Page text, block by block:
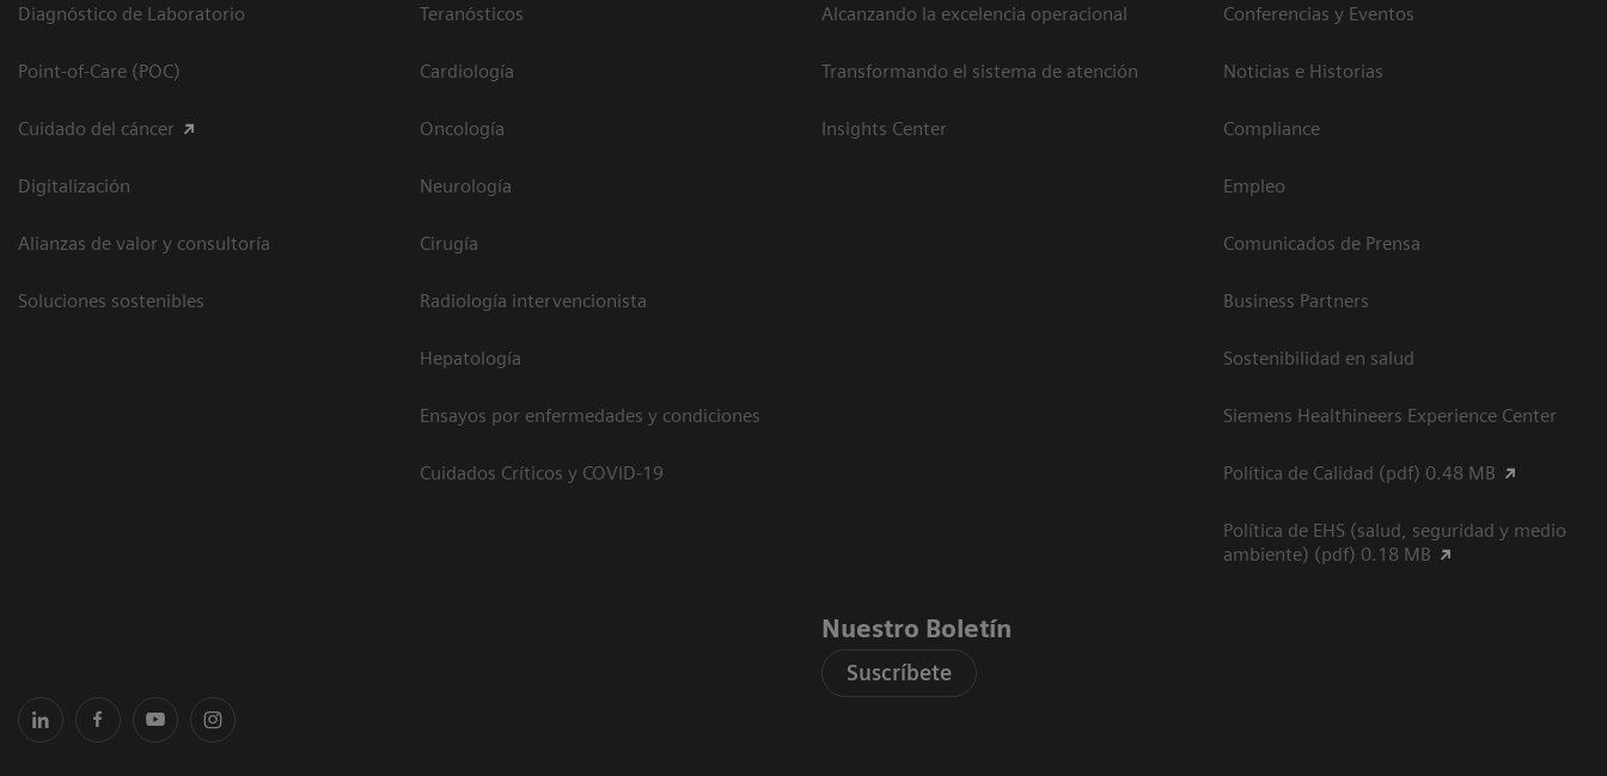
Diagnóstico de Laboratorio
Point-of-Care (POC)
Cuidado del cáncer
Digitalización
Alianzas de valor y consultoría
Soluciones sostenibles
Teranósticos
Cardiología
Oncología
Neurología
Cirugía
Radiología intervencionista
Hepatología
Ensayos por enfermedades y condiciones
Cuidados Críticos y COVID-19
Alcanzando la excelencia operacional
Transformando el sistema de atención
Insights Center
Conferencias y Eventos
Noticias e Historias
Compliance
Empleo
Comunicados de Prensa
Business Partners
Sostenibilidad en salud
Siemens Healthineers Experience Center
Política de Calidad (pdf) 0.48 MB
Política de EHS (salud, seguridad y medio
ambiente) (pdf) 0.18 MB
Nuestro Boletín
Suscríbete